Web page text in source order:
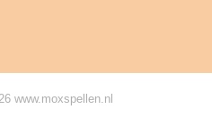
www.moxspellen.nl